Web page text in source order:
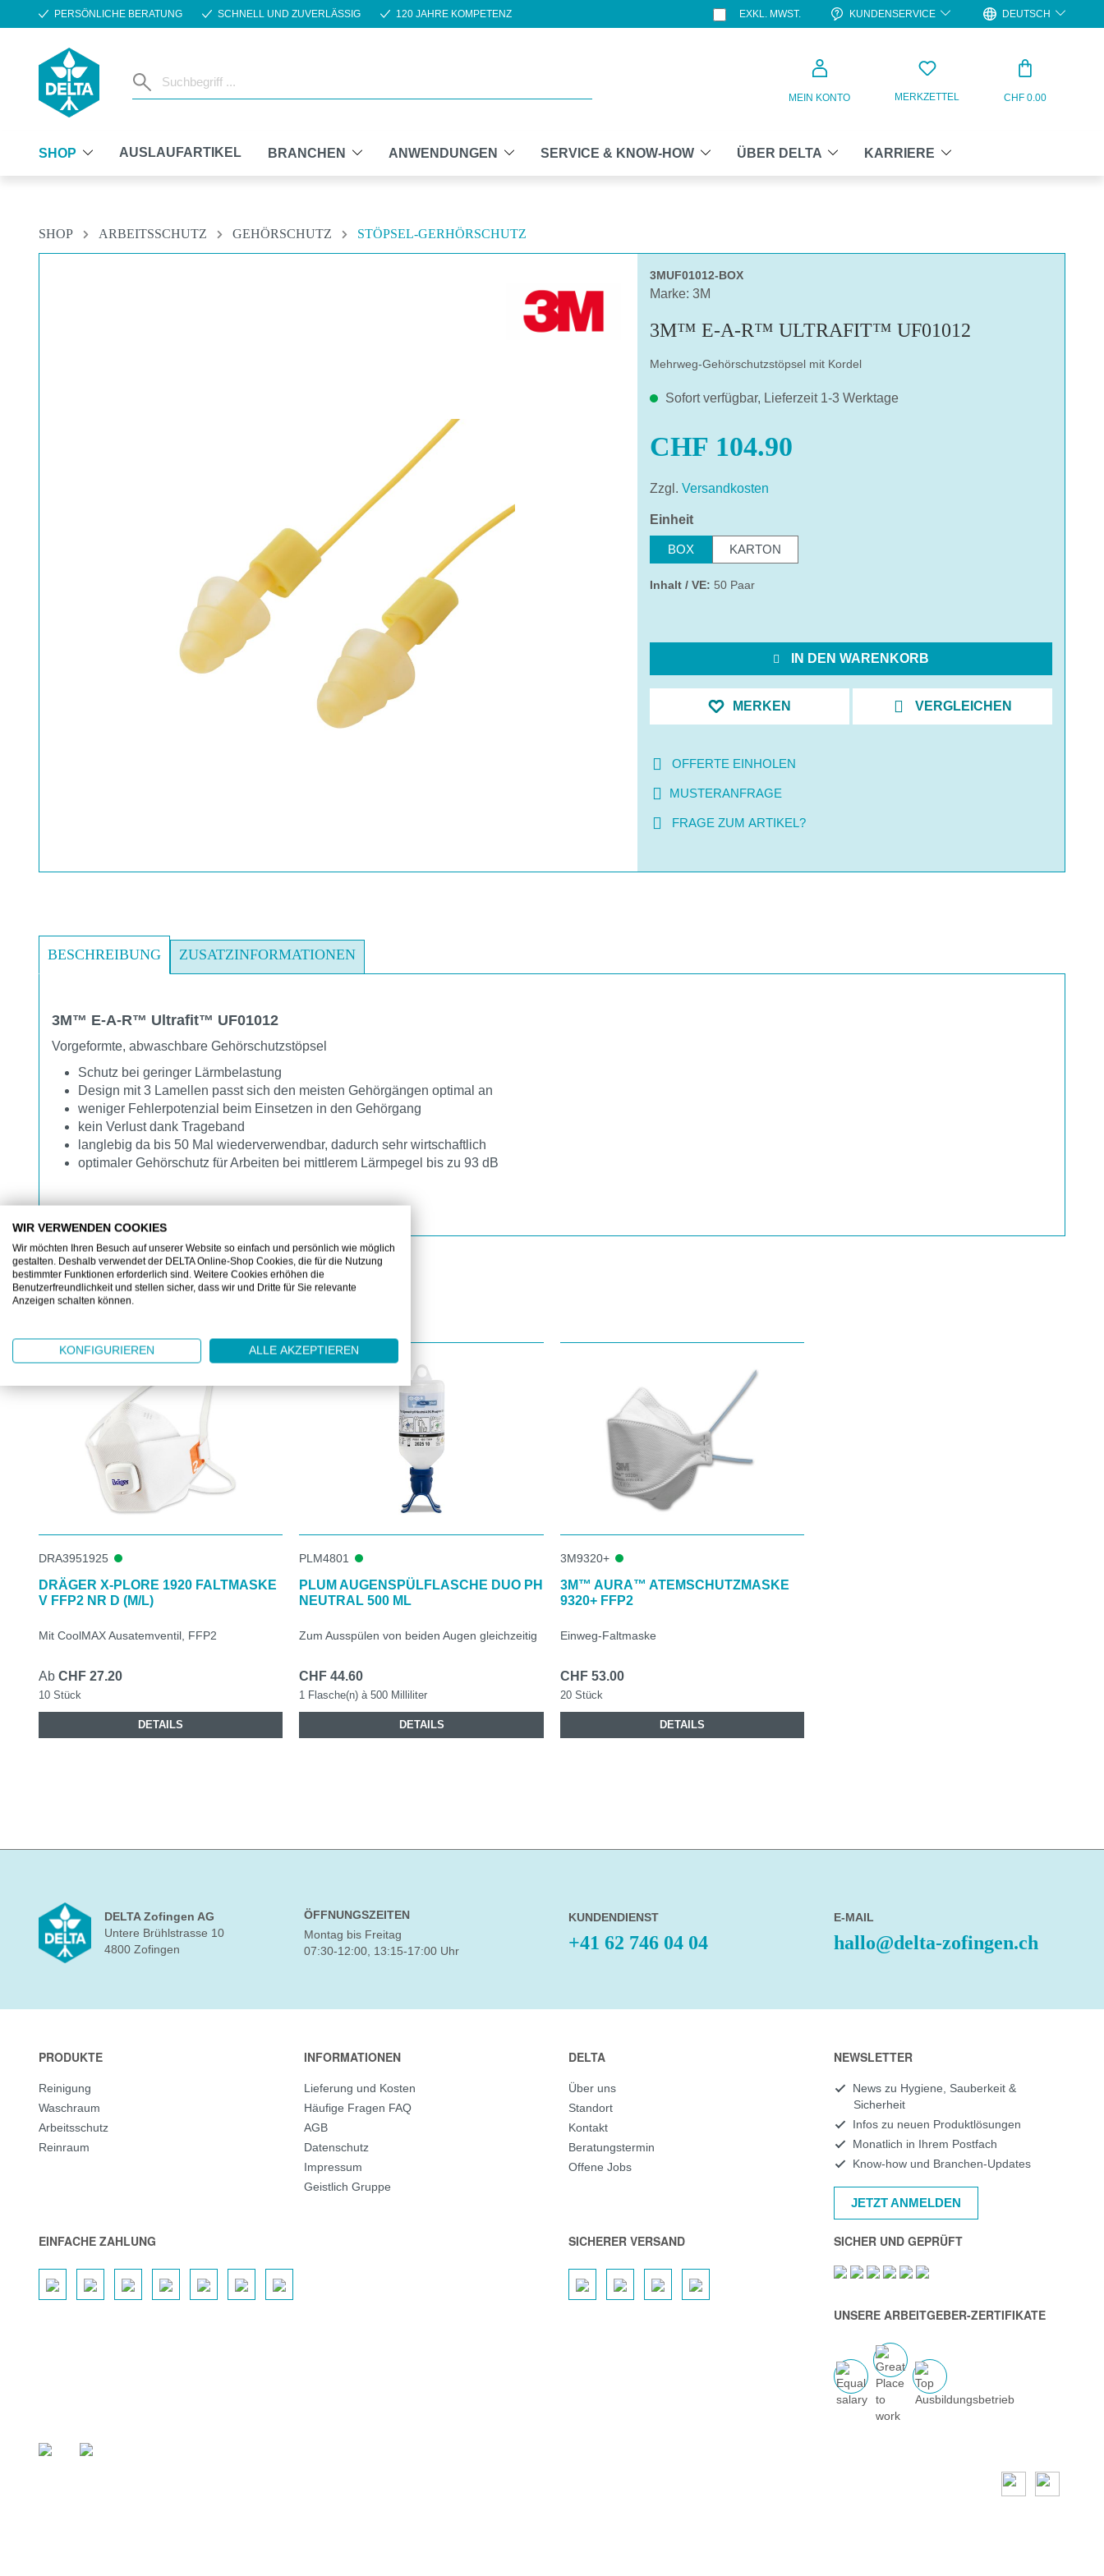
Hauptinhalt springen
Zur Suche springen
Zur Hauptnavigation springen
PERSÖNLICHE BERATUNG SCHNELL UND ZUVERLÄSSIG 120 JAHRE KOMPETENZ EXKL. MWST. KUNDENSERVICE DEUTSCH
MEIN KONTO MERKZETTEL CHF 0.00
SHOP AUSLAUFARTIKEL BRANCHEN ANWENDUNGEN SERVICE & KNOW-HOW ÜBER DELTA KARRIERE
SHOP ARBEITSSCHUTZ GEHÖRSCHUTZ
STÖPSEL-GERHÖRSCHUTZ
3MUF01012-BOX
Marke: 3M
3M™ E-A-R™ ULTRAFIT™ UF01012
Mehrweg-Gehörschutzstöpsel mit Kordel
Sofort verfügbar, Lieferzeit 1-3 Werktage
CHF 104.90
Zzgl. Versandkosten
Einheitauswählen
BOX KARTON
Inhalt / VE: 50 Paar
IN DEN WARENKORB
MERKEN VERGLEICHEN
OFFERTE EINHOLEN
MUSTERANFRAGE
FRAGE ZUM ARTIKEL?
BESCHREIBUNG ZUSATZINFORMATIONEN
3M™ E-A-R™ Ultrafit™ UF01012
Vorgeformte, abwaschbare Gehörschutzstöpsel
Schutz bei geringer Lärmbelastung
Design mit 3 Lamellen passt sich den meisten Gehörgängen optimal an
weniger Fehlerpotenzial beim Einsetzen in den Gehörgang
kein Verlust dank Trageband
langlebig da bis 50 Mal wiederverwendbar, dadurch sehr wirtschaftlich
optimaler Gehörschutz für Arbeiten bei mittlerem Lärmpegel bis zu 93 dB
Produktgalerie überspringen
DRA3951925
DRÄGER X-PLORE 1920 FALTMASKE
V FFP2 NR D (M/L)
Mit CoolMAX Ausatemventil, FFP2
Ab CHF 27.20
10 Stück
DETAILS
PLM4801
PLUM AUGENSPÜLFLASCHE DUO PH
NEUTRAL 500 ML
Zum Ausspülen von beiden Augen gleichzeitig
CHF 44.60
1 Flasche(n) à 500 Milliliter
DETAILS
3M9320+
3M™ AURA™ ATEMSCHUTZMASKE
9320+ FFP2
Einweg-Faltmaske
CHF 53.00
20 Stück
DETAILS
DELTA Zofingen AG
Untere Brühlstrasse 10
4800 Zofingen
ÖFFNUNGSZEITEN
Montag bis Freitag
07:30-12:00, 13:15-17:00 Uhr
KUNDENDIENST
+41 62 746 04 04
E-MAIL
hallo@delta-zofingen.ch
PRODUKTE
Reinigung
Waschraum
Arbeitsschutz
Reinraum
INFORMATIONEN
Lieferung und Kosten
Häufige Fragen FAQ
AGB
Datenschutz
Impressum
Geistlich Gruppe
DELTA
Über uns
Standort
Kontakt
Beratungstermin
Offene Jobs
NEWSLETTER
News zu Hygiene, Sauberkeit &
Sicherheit
Infos zu neuen Produktlösungen
Monatlich in Ihrem Postfach
Know-how und Branchen-Updates
JETZT ANMELDEN
EINFACHE ZAHLUNG SICHERER VERSAND SICHER UND GEPRÜFT
UNSERE ARBEITGEBER-ZERTIFIKATE
WIR VERWENDEN COOKIES
Wir möchten Ihren Besuch auf unserer Website so einfach und persönlich wie möglich
gestalten. Deshalb verwendet der DELTA Online-Shop Cookies, die für die Nutzung
bestimmter Funktionen erforderlich sind. Weitere Cookies erhöhen die
Benutzerfreundlichkeit und stellen sicher, dass wir und Dritte für Sie relevante
Anzeigen schalten können.
KONFIGURIEREN ALLE AKZEPTIEREN